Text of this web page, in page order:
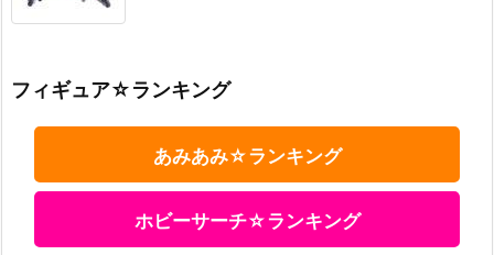
フィギュア☆ランキング
あみあみ☆ランキング
ホビーサーチ☆ランキング